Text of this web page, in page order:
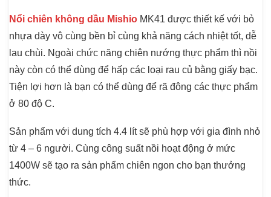
Nổi chiên không dầu Mishio MK41 được thiết kế với bỏ
nhựa dày vô cùng bền bỉ cùng khả năng cách nhiệt tốt, dễ
lau chùi. Ngoài chức năng chiên nướng thực phẩm thì nồi
này còn có thể dùng để hấp các loại rau củ bằng giấy bạc.
Tiện lợi hơn là bạn có thể dùng để rã đông các thực phẩm
ở 80 độ C.
Sản phẩm với dung tích 4.4 lít sẽ phù hợp với gia đình nhỏ
từ 4 – 6 người. Cùng công suất nồi hoạt động ở mức
1400W sẽ tạo ra sản phẩm chiên ngon cho bạn thưởng
thức.